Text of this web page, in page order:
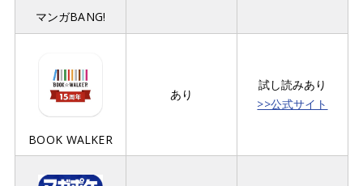
マンガBANG!
BOOK WALKER
あり
試し読みあり
>>公式サイト